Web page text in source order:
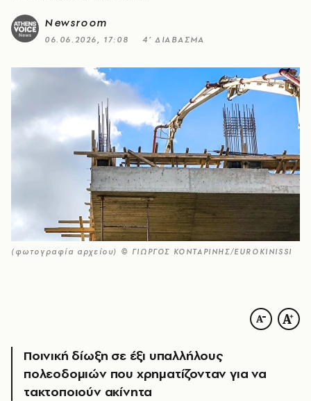
Newsroom
06.06.2026, 17:08 4’ ΔΙΑΒΑΣΜΑ
(φωτογραφία αρχείου) © ΓΙΩΡΓΟΣ ΚΟΝΤΑΡΙΝΗΣ/EUROKINISSI
Ποινική δίωξη σε έξι υπαλλήλους
πολεοδομιών που χρηματίζονταν για να
τακτοποιούν ακίνητα